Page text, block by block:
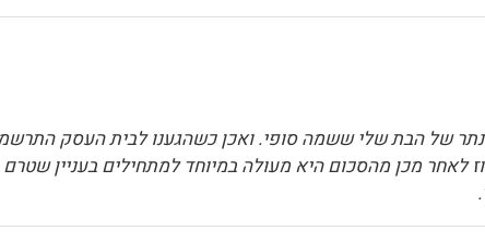
של הבת שלי ששמה סופי. ואכן כשהגענו לבית העסק
לאחר מכן מהסכום היא מעולה במיוחד למתחילים בעניין